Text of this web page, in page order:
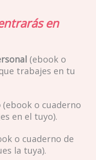
en
(ebook o
trabajes en tu
(ebook o cuaderno
en el tuyo).
o cuaderno de
la tuya).